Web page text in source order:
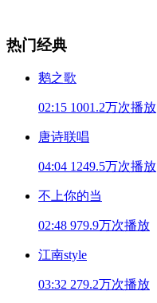
热门经典
鹅之歌
02:15 1001.2万次播放
唐诗联唱
04:04 1249.5万次播放
不上你的当
02:48 979.9万次播放
江南style
03:32 279.2万次播放